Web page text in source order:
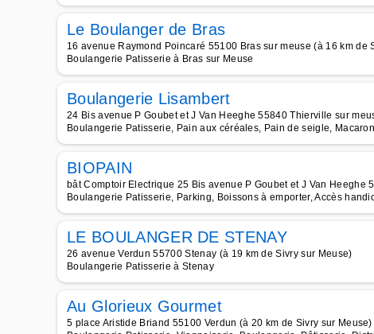
Le Boulanger de Bras
16 avenue Raymond Poincaré 55100 Bras sur meuse (à 16 km de
Boulangerie Patisserie à Bras sur Meuse
Boulangerie Lisambert
24 Bis avenue P Goubet et J Van Heeghe 55840 Thierville sur
Boulangerie Patisserie, Pain aux céréales, Pain de seigle,
BIOPAIN
bât Comptoir Electrique 25 Bis avenue P Goubet et J Van
Boulangerie Patisserie, Parking, Boissons à emporter, Accès
LE BOULANGER DE STENAY
26 avenue Verdun 55700 Stenay (à 19 km de Sivry sur Meuse)
Boulangerie Patisserie à Stenay
Au Glorieux Gourmet
5 place Aristide Briand 55100 Verdun (à 20 km de Sivry sur Meuse)